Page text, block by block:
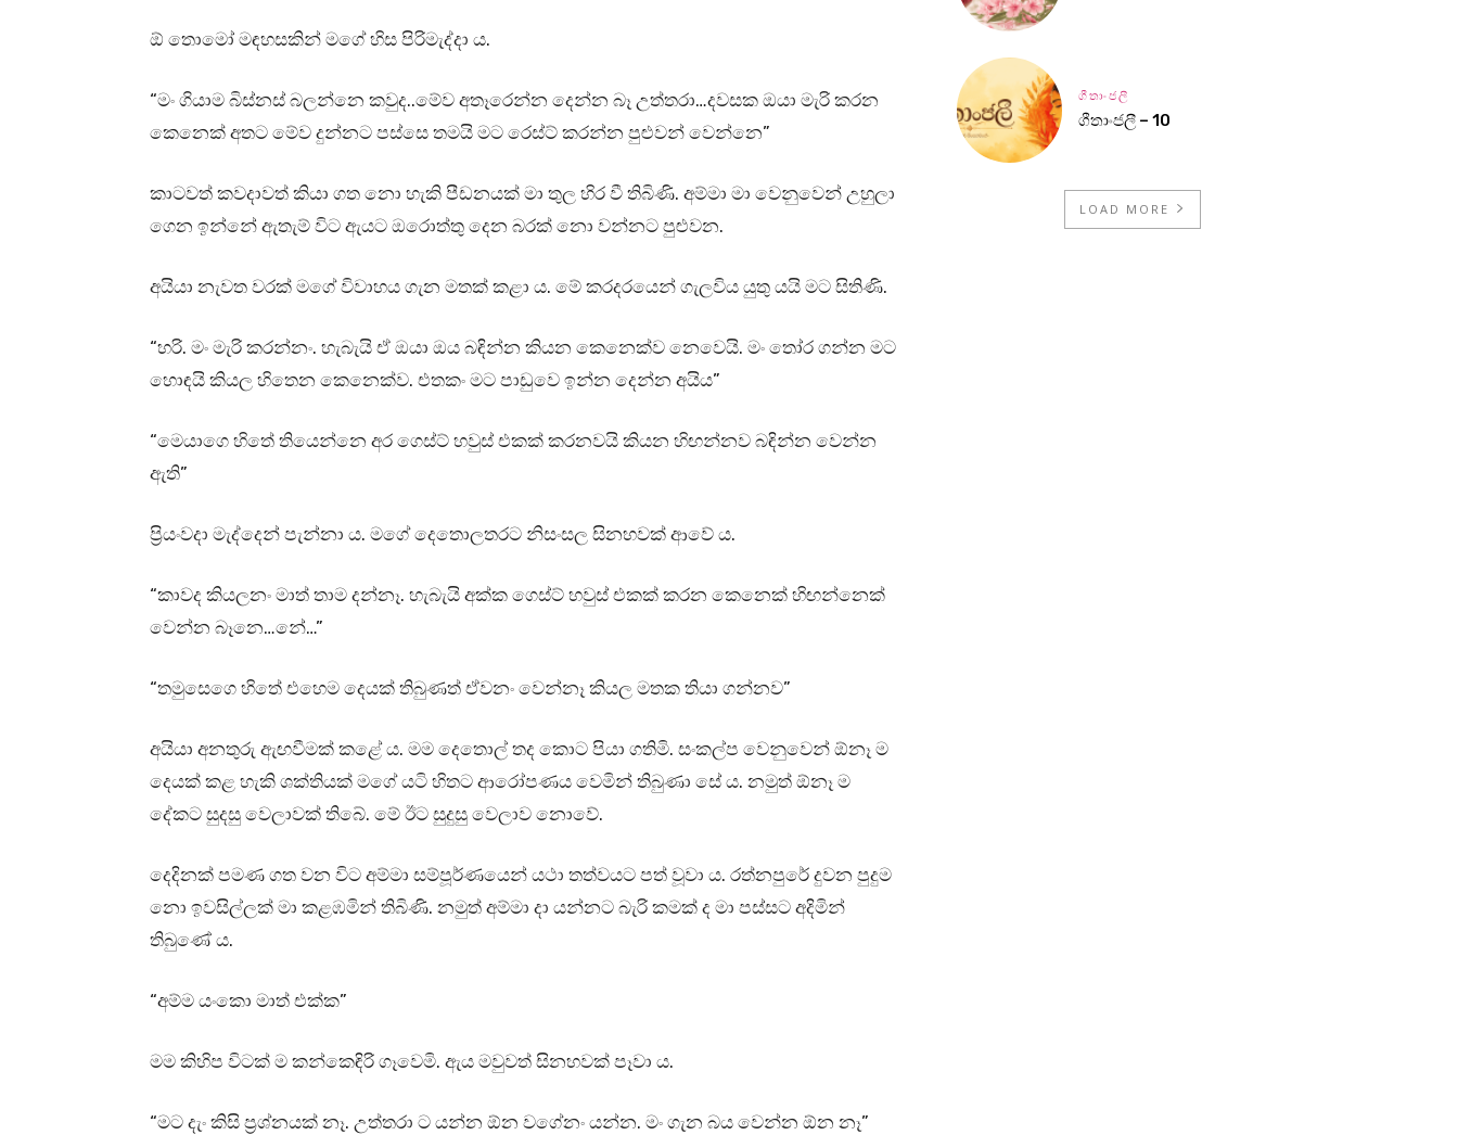
ඕ තොමෝ මඳහසකින් මගේ හිස පිරිමැද්දා ය.
“මං ගියාම බිස්නස් බලන්නෙ කවුද..මේව අතෑරෙන්න දෙන්න බෑ උත්තරා…දවසක ඔයා මැරි කරන
කෙනෙක් අතට මේව දුන්නට පස්සෙ තමයි මට රෙස්ට් කරන්න පුළුවන් වෙන්නෙ”
කාටවත් කවදාවත් කියා ගත නො හැකි පීඩනයක් මා තුල හිර වී තිබිණි. අම්මා මා වෙනුවෙන් උහුලා
ගෙන ඉන්නේ ඇතැම් විට ඇයට ඔරොත්තු දෙන බරක් නො වන්නට පුළුවන.
අයියා නැවත වරක් මගේ විවාහය ගැන මතක් කළා ය. මේ කරදරයෙන් ගැලවිය යුතු යයි මට සිතිණි.
“හරි. මං මැරි කරන්නං. හැබැයි ඒ ඔයා ඔය බඳින්න කියන කෙනෙක්ව නෙවෙයි. මං තෝර ගන්න මට
හොඳයි කියල හිතෙන කෙනෙක්ව. එතකං මට පාඩුවෙ ඉන්න දෙන්න අයිය”
“මෙයාගෙ හිතේ තියෙන්නෙ අර ගෙස්ට් හවුස් එකක් කරනවයි කියන හිඟන්නව බඳින්න වෙන්න
ඇති”
ප්‍රියංවදා මැද්දෙන් පැන්නා ය. මගේ දෙතොලතරට නිසංසල සිනහවක් ආවේ ය.
“කාවද කියලනං මාත් තාම දන්නෑ. හැබැයි අක්ක ගෙස්ට් හවුස් එකක් කරන කෙනෙක් හිඟන්නෙක්
වෙන්න බෑනෙ…නේ…”
“තමුසෙගෙ හිතේ එහෙම දෙයක් තිබුණත් ඒවනං වෙන්නෑ කියල මතක තියා ගන්නව”
අයියා අනතුරු ඇඟවීමක් කළේ ය. මම දෙතොල් තද කොට පියා ගතිමි. සංකල්ප වෙනුවෙන් ඕනෑ ම
දෙයක් කළ හැකි ශක්තියක් මගේ යටි හිතට ආරෝපණය වෙමින් තිබුණා සේ ය. නමුත් ඕනෑ ම
දේකට සුදසු වෙලාවක් තිබේ. මේ ඊට සුදුසු වෙලාව නොවේ.
දෙදිනක් පමණ ගත වන විට අම්මා සම්පූර්ණයෙන් යථා තත්වයට පත් වූවා ය. රත්නපුරේ දුවන පුදුම
නො ඉවසිල්ලක් මා කළඹමින් තිබිණි. නමුත් අම්මා දා යන්නට බැරි කමක් ද මා පස්සට අදිමින්
තිබුණේ ය.
“අම්ම යංකො මාත් එක්ක”
මම කිහිප විටක් ම කන්කෙඳිරි ගෑවෙමි. ඇය මවුවත් සිනහවක් පෑවා ය.
“මට දැං කිසි ප්‍රශ්නයක් නෑ. උත්තරා ට යන්න ඕන වගේනං යන්න. මං ගැන බය වෙන්න ඕන නෑ”
ගීතාංජලී
ගීතාංජලී – 10
LOAD MORE